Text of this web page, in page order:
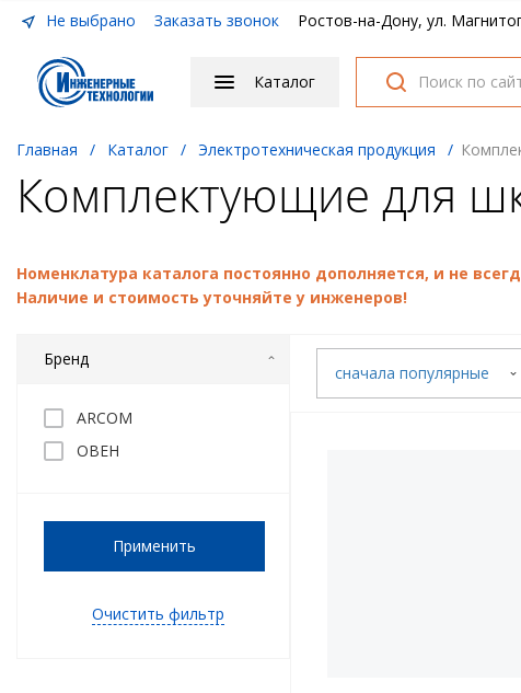
Не выбрано Заказать звонок Ростов-на-Дону, ул.
Каталог
Главная / Каталог / Электротехническая продукция /
Комплектующие для
Номенклатура каталога постоянно дополняется, и не
Наличие и стоимость уточняйте у инженеров!
сначала популярные
Бренд
ARCOM
ОВЕН
Применить
Очистить фильтр